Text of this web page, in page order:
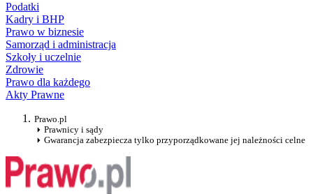
Podatki
Kadry i BHP
Prawo w biznesie
Samorząd i administracja
Szkoły i uczelnie
Zdrowie
Prawo dla każdego
Akty Prawne
Prawo.pl
Prawnicy i sądy
Gwarancja zabezpiecza tylko przyporządkowane jej należności celne